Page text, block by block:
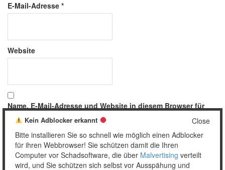
E-Mail-Adresse *
Website
Name, E-Mail-Adresse und Website in diesem Browser für
meinen nächsten Kommentar speichern.
Close
Kein Adblocker erkannt
Bitte installieren Sie so schnell wie möglich einen Adblocker
für ihren Webbrowser! Sie schützen damit die Ihren
Computer vor Schadsoftware, die über Malvertising verteilt
wird, und Sie schützen sich selbst vor Ausspähung und